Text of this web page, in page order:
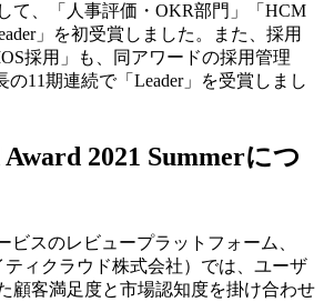
て、「人事評価・OKR部門」「HCM
」を初受賞しました。また、採用
採用」も、同アワードの採用管理
の11期連続で「Leader」を受賞しまし
2021 Summerにつ
ビスのレビュープラットフォーム、
ティクラウド株式会社）では、ユーザ
顧客満足度と市場認知度を掛け合わせ